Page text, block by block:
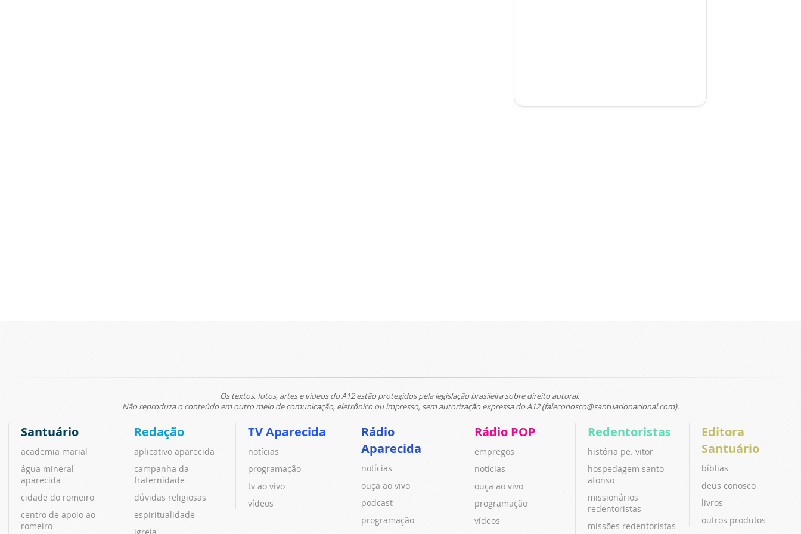
Os textos, fotos, artes e vídeos do A12 estão protegidos pela legislação brasileira sobre direito autoral.
Não reproduza o conteúdo em outro meio de comunicação, eletrônico ou impresso, sem autorização expressa do A12 (faleconosco@santuarionacional.com).
Santuário
academia marial
água mineral
aparecida
cidade do romeiro
centro de apoio ao
romeiro
Redação
aplicativo aparecida
campanha da
fraternidade
dúvidas religiosas
espiritualidade
igreja
TV Aparecida
notícias
programação
tv ao vivo
vídeos
Rádio
Aparecida
notícias
ouça ao vivo
podcast
programação
Rádio POP
empregos
notícias
ouça ao vivo
programação
vídeos
Redentoristas
história pe. vitor
hospedagem santo
afonso
missionários
redentoristas
missões redentoristas
Editora
Santuário
bíblias
deus conosco
livros
outros produtos